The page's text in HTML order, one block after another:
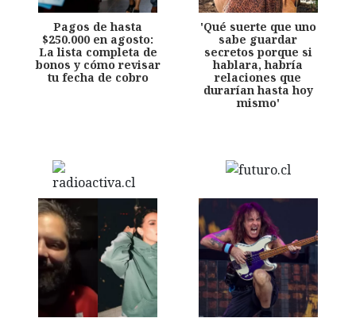
Pagos de hasta
$250.000 en agosto:
La lista completa de
bonos y cómo revisar
tu fecha de cobro
'Qué suerte que uno
sabe guardar
secretos porque si
hablara, habría
relaciones que
durarían hasta hoy
mismo'